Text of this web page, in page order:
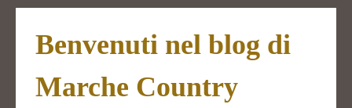
Benvenuti nel blog di
Marche Country